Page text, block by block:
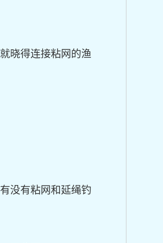
晓得连接粘网的渔
没有粘网和延绳钓